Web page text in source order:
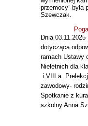
przemocy” była
Szewczak.
Dnia 03.11.2025
dotycząca
ramach Ustawy
Nieletnich dla
i VIII a.
zawodowy-
Spotkanie z
szkolny Anna